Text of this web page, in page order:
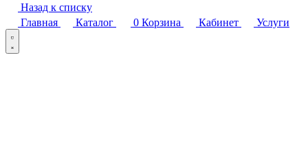
Назад к списку
Главная
Каталог 0 Корзина Кабинет Услуги